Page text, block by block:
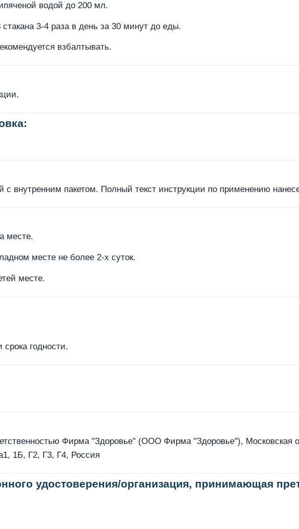
водой до 200 мл.
3-4 раза в день за 30 минут до еды.
взбалтывать.
с внутренним пакетом. Полный текст инструкции по применению
месте.
месте не более 2-х суток.
месте.
годности.
Фирма "Здоровье" (ООО Фирма "Здоровье"), Московская
1Б, Г2, Г3, Г4, Россия
удостоверения/организация, принимающая